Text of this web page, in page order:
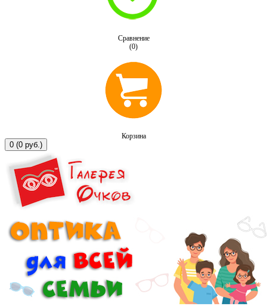
Сравнение
(0)
Корзина
0 (0 руб.)